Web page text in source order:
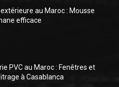
au Maroc : Mousse
efficace
PVC au Maroc : Fenêtres et
à Casablanca